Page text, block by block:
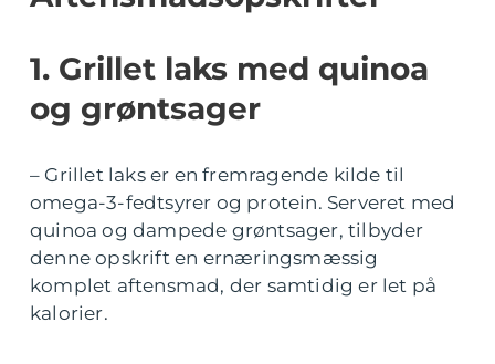
1. Grillet laks med quinoa
og grøntsager
– Grillet laks er en fremragende kilde til
omega-3-fedtsyrer og protein. Serveret med
quinoa og dampede grøntsager, tilbyder
denne opskrift en ernæringsmæssig
komplet aftensmad, der samtidig er let på
kalorier.